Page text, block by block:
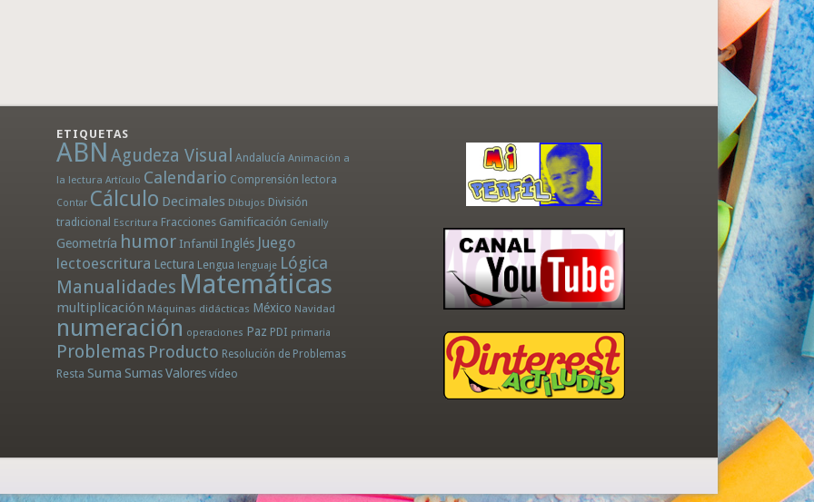
ETIQUETAS
ABN Agudeza Visual Andalucía Animación a
la lectura Artículo Calendario Comprensión lectora
Contar Cálculo Decimales Dibujos División
tradicional Escritura Fracciones Gamificación Genially
Geometría humor Infantil Inglés Juego
lectoescritura Lectura Lengua lenguaje Lógica
Manualidades Matemáticas
multiplicación Máquinas didácticas México Navidad
numeración operaciones Paz PDI primaria
Problemas Producto Resolución de Problemas
Resta Suma SumasValores vídeo